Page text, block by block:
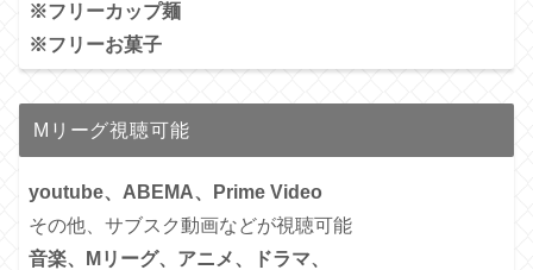
※フリーカップ麺
※フリーお菓子
Mリーグ視聴可能
youtube、ABEMA、Prime Video
その他、サブスク動画などが視聴可能
音楽、Mリーグ、アニメ、ドラマ、